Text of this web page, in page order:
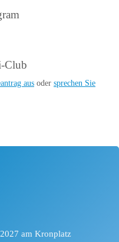
Club
aus oder sprechen Sie
am Kronplatz